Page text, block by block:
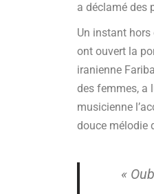
a déclamé des
Un instant hors
ont ouvert la
iranienne
des femmes, a
musicienne
douce mélodie
«